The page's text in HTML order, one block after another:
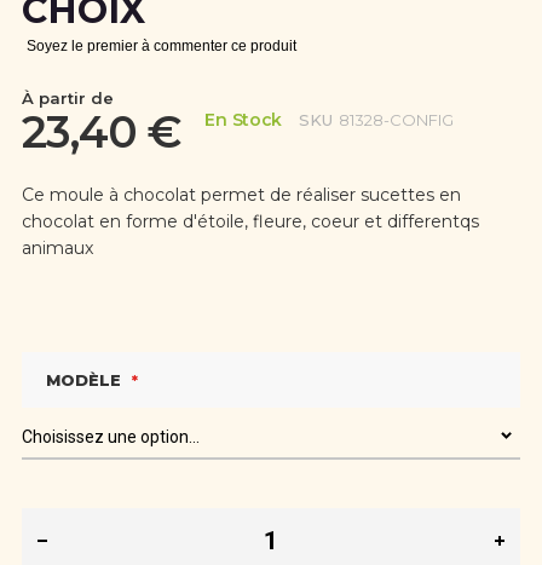
CHOIX
Soyez le premier à commenter ce produit
À partir de
23,40 € En Stock SKU 81328-CONFIG
Ce moule à chocolat permet de réaliser sucettes en
chocolat en forme d'étoile, fleure, coeur et differentqs
animaux
MODÈLE